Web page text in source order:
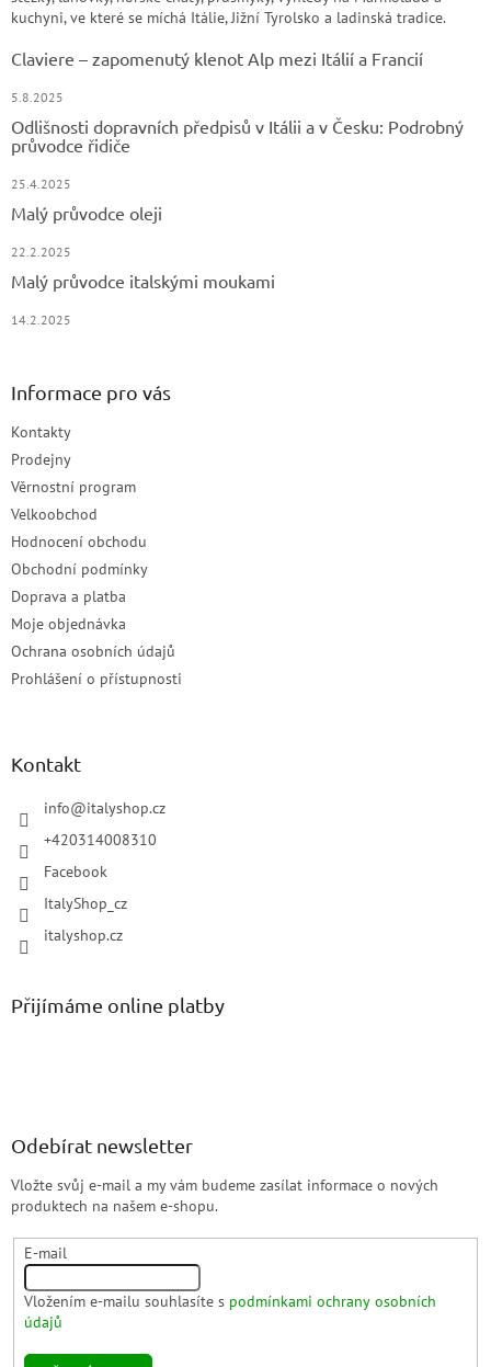
kuchyni, ve které se míchá Itálie, Jižní Tyrolsko a ladinská tradice.
Claviere – zapomenutý klenot Alp mezi Itálií a Francií
5.8.2025
Odlišnosti dopravních předpisů v Itálii a v Česku: Podrobný
průvodce řidiče
25.4.2025
Malý průvodce oleji
22.2.2025
Malý průvodce italskými moukami
14.2.2025
Informace pro vás
Kontakty
Prodejny
Věrnostní program
Velkoobchod
Hodnocení obchodu
Obchodní podmínky
Doprava a platba
Moje objednávka
Ochrana osobních údajů
Prohlášení o přístupnosti
Kontakt
info@italyshop.cz
+420314008310
Facebook
ItalyShop_cz
italyshop.cz
Přijímáme online platby
Odebírat newsletter
Vložte svůj e-mail a my vám budeme zasílat informace o nových
produktech na našem e-shopu.
E-mail
Vložením e-mailu souhlasíte s podmínkami ochrany osobních
údajů